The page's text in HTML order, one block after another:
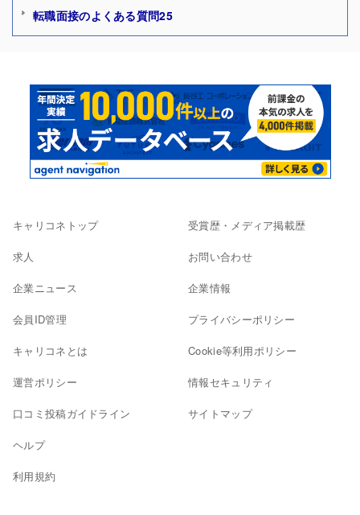
転職面接のよくある質問25
キャリコネトップ
求人
企業ニュース
会員ID管理
キャリコネとは
運営ポリシー
口コミ投稿ガイドライン
ヘルプ
利用規約
受賞歴・メディア掲載歴
お問い合わせ
企業情報
プライバシーポリシー
Cookie等利用ポリシー
情報セキュリティ
サイトマップ